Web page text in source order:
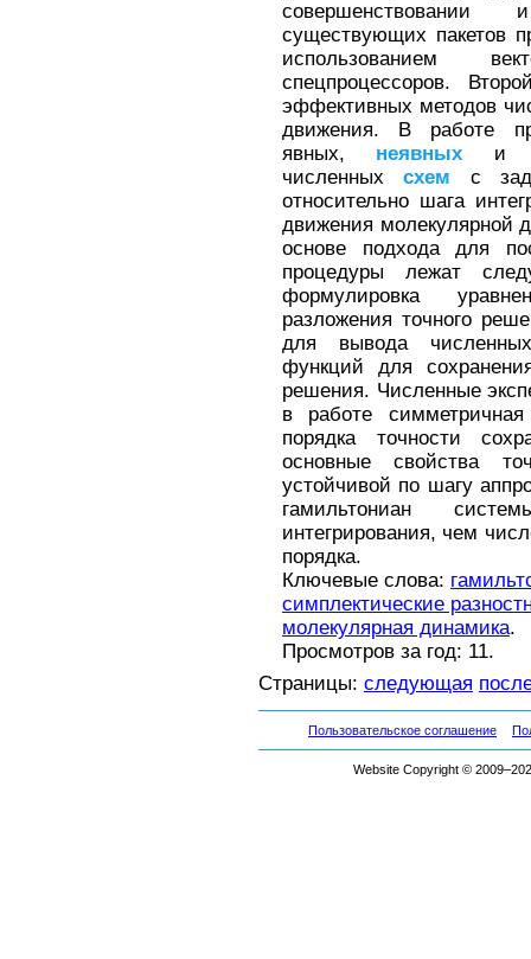
существующих пакетов
использованием
спецпроцессоров.
эффективных методов
движения. В работе
явных, неявных и
численныхсхем с
относительно шага
движения молекулярной
основе подхода для
процедуры лежат
формулировка
разложения точного
для вывода
функций для
решения. Численные
в работе
порядка точности
основные свойства
устойчивой по шагу
гамильтониан
интегрирования, чем
порядка.
Ключевые слова:
симплектические
молекулярная динамика.
Просмотров за год: 11.
Страницы: следующая
Пользовательское соглашение
Website Copyright ©